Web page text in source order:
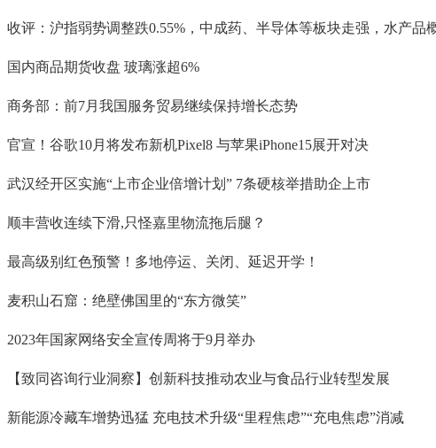
收评：沪指弱势调整跌0.55%，中成药、半导体等板块走强，水产品
国内商品期货收盘 玻璃涨超6%
商务部：前7月我国服务贸易继续保持增长态势
官宣！谷歌10月将发布新机Pixel8 与苹果iPhone15展开对决
武汉经开区实施“上市企业倍增计划” 7条硬核举措助企上市
顺丰营收连续下滑,只怪嘉里物流拖后腿？
最高级别红色预警！多地停运、关闭、延迟开学！
麦积山石窟：绝壁佛国里的“东方微笑”
2023年国家网络安全宣传周将于9月举办
​【致同咨询行业洞察】创新科技推动农业与食品行业转型发展
新能源冷藏车增势迅猛 充电技术升级“里程焦虑”“充电焦虑”消减